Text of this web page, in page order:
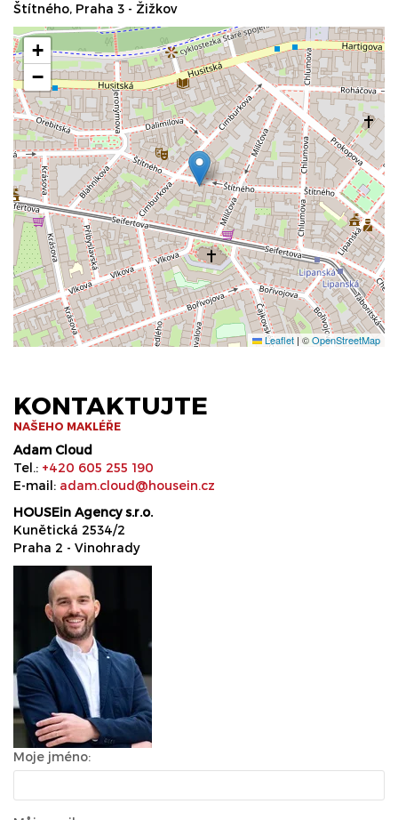
Štítného, Praha 3 - Žižkov
+
−
Leaflet | ©OpenStreetMap
KONTAKTUJTE
NAŠEHO MAKLÉŘE
Adam Cloud
Tel.: +420 605 255 190
E-mail: adam.cloud@housein.cz
HOUSEin Agency s.r.o.
Kunětická 2534/2
Praha 2 - Vinohrady
Moje jméno: